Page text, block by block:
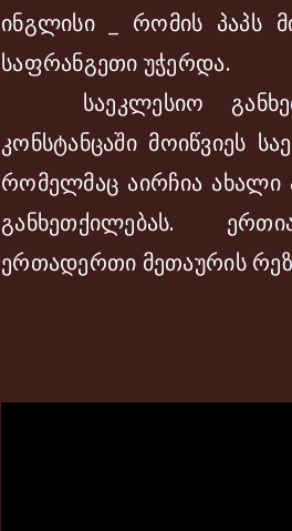
ინგლისი _ რომის პაპს
საფრანგეთი უჭერდა.
საეკლესიო
კონსტანცაში მოიწვიეს
რომელმაც აირჩია
განხეთქილებას.
ერთადერთი მეთაურის